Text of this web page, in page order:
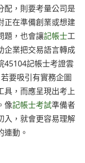
配，則要考量公司是
正在準備創業或想建
題，也會讓記帳士工
企業把交易語言轉成
45104記帳士考證雲
若要吸引有實務企圖
具，而應呈現出考上
像記帳士考試準備者
入，就會更容易理解
連動。